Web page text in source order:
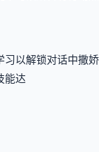
以解锁对话中撒娇
能达